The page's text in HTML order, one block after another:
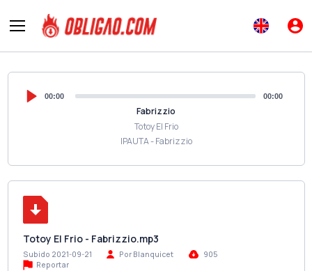
00:00 00:00
Fabrizzio
Totoy El Frio
IPAUTA - Fabrizzio
Totoy El Frio - Fabrizzio.mp3
Subido 2021-09-21 Por Blanquicet
905
Reportar